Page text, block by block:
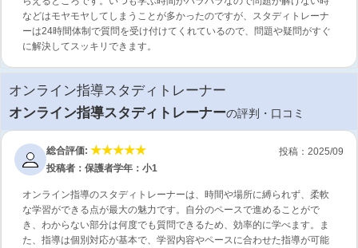
などはモヤモヤしてしまうことが多かったのですが、スタディトレーナ
ーは24時間体制で質問を受け付けてくれているので、問題や疑問がすぐ
に解決してスッキリできます。
オンライン指導スタディトレーナー
オンライン指導スタディトレーナーの評判・口コミ
投稿：2025/09
総合評価:
投稿者：保護者学年：小1
オンライン指導のスタディトレーナーは、時間や場所に縛られず、柔軟
な学習ができる点が最大の魅力です。自分のペースで進めることがで
き、わからない部分は何度でも質問できるため、効率的に学べます。ま
た、指導は個別対応が基本で、学習内容やペースに合わせた指導が可能